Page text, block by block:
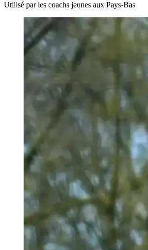
Utilisé par les coachs jeunes aux Pays-Bas